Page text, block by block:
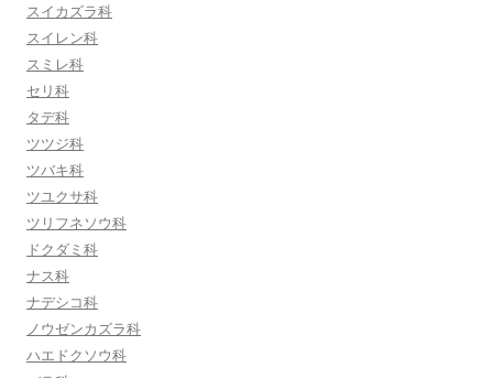
スイカズラ科
スイレン科
スミレ科
セリ科
タデ科
ツツジ科
ツバキ科
ツユクサ科
ツリフネソウ科
ドクダミ科
ナス科
ナデシコ科
ノウゼンカズラ科
ハエドクソウ科